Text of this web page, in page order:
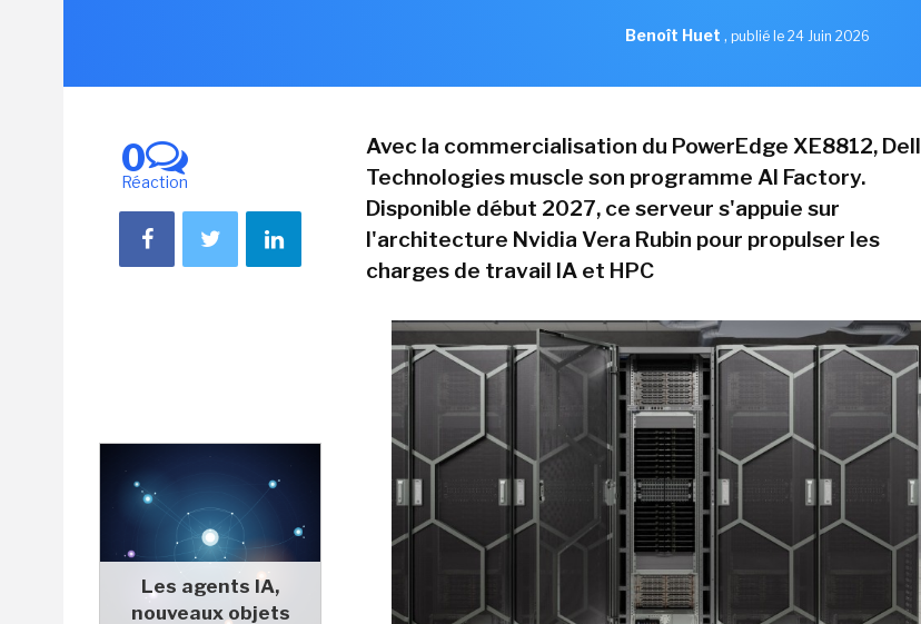
Benoît Huet , publié le 24 Juin 2026
0
Réaction
Les agents IA,
nouveaux objets
Avec la commercialisation du PowerEdge XE8812, Dell
Technologies muscle son programme AI Factory.
Disponible début 2027, ce serveur s'appuie sur
l'architecture Nvidia Vera Rubin pour propulser les
charges de travail IA et HPC